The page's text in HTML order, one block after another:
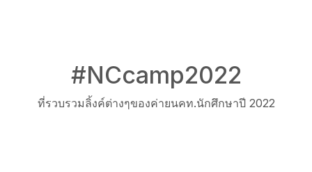
#NCcamp2022
ที่รวบรวมลิ้งค์ต่างๆของค่ายนคท.นักศึกษาปี 2022